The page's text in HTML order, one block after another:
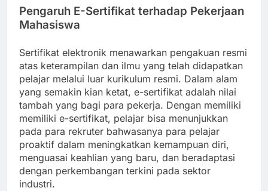
Pengaruh E-Sertifikat terhadap Pekerjaan
Mahasiswa
Sertifikat elektronik menawarkan pengakuan resmi
atas keterampilan dan ilmu yang telah didapatkan
pelajar melalui luar kurikulum resmi. Dalam alam
yang semakin kian ketat, e-sertifikat adalah nilai
tambah yang bagi para pekerja. Dengan memiliki
memiliki e-sertifikat, pelajar bisa menunjukkan
pada para rekruter bahwasanya para pelajar
proaktif dalam meningkatkan kemampuan diri,
menguasai keahlian yang baru, dan beradaptasi
dengan perkembangan terkini pada sektor
industri.